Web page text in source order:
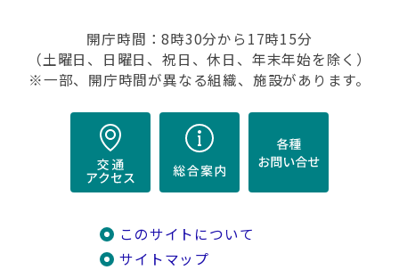
開庁時間：8時30分から17時15分
（土曜日、日曜日、祝日、休日、年末年始を除く）
※一部、開庁時間が異なる組織、施設があります。
このサイトについて
サイトマップ